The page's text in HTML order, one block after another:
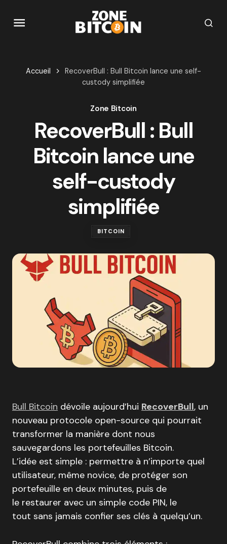
Accueil
RecoverBull : Bull Bitcoin lance une self-
custody simplifiée
Zone Bitcoin
RecoverBull : Bull
Bitcoin lance une
self-custody
simplifiée
BITCOIN
Bull Bitcoin dévoile aujourd’hui RecoverBull, un
nouveau protocole open-source qui pourrait
transformer la manière dont nous
sauvegardons les portefeuilles Bitcoin.
L’idée est simple : permettre à n’importe quel
utilisateur, même novice, de protéger son
portefeuille en deux minutes, puis de
le restaurer avec un simple code PIN, le
tout sans jamais confier ses clés à quelqu’un.